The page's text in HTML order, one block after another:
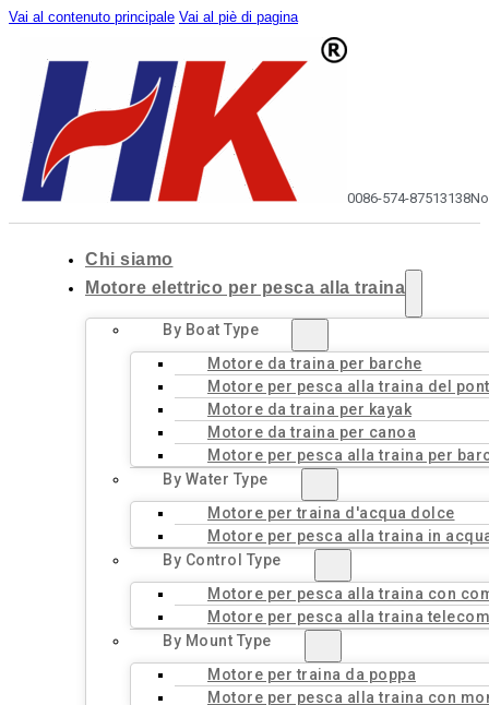
Vai al contenuto principale Vai al piè di pagina
0086-574-87513138
Chi siamo
Motore elettrico per pesca alla traina
By Boat Type
Motore da traina per barche
Motore per pesca alla traina del
Motore da traina per kayak
Motore da traina per canoa
Motore per pesca alla traina per
By Water Type
Motore per traina d'acqua dolce
Motore per pesca alla traina in
By Control Type
Motore per pesca alla traina con
Motore per pesca alla traina
By Mount Type
Motore per traina da poppa
Motore per pesca alla traina con